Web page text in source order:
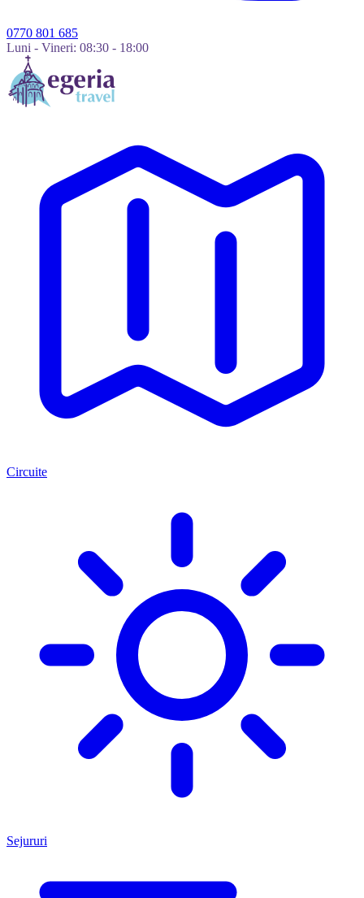
0770 801 685
Luni - Vineri: 08:30 - 18:00
Circuite
Sejururi